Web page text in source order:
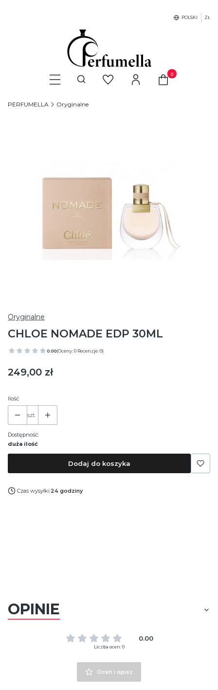
POLSKI ZŁ
Otwórz wyszukiwarkę Produkty w
PERFUMELLA Oryginalne
Oryginalne
CHLOE NOMADE EDP 30ML
0.00(Oceny: 0 Recenzje: 0)
Cena
249,00 zł
Ilość
szt.
Dostępność:
duża ilość
Dodaj do koszyka
Czas wysyłki:24 godziny
OPINIE
0.00
Liczba ocen: 0
Oceń i opisz